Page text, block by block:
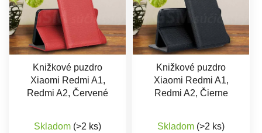
Knižkové puzdro
Xiaomi Redmi A1,
Redmi A2, Červené
Skladom (>2 ks)
Knižkové puzdro
Xiaomi Redmi A1,
Redmi A2, Čierne
Skladom (>2 ks)